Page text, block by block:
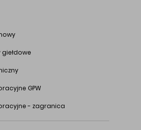
GPW
- zagranica